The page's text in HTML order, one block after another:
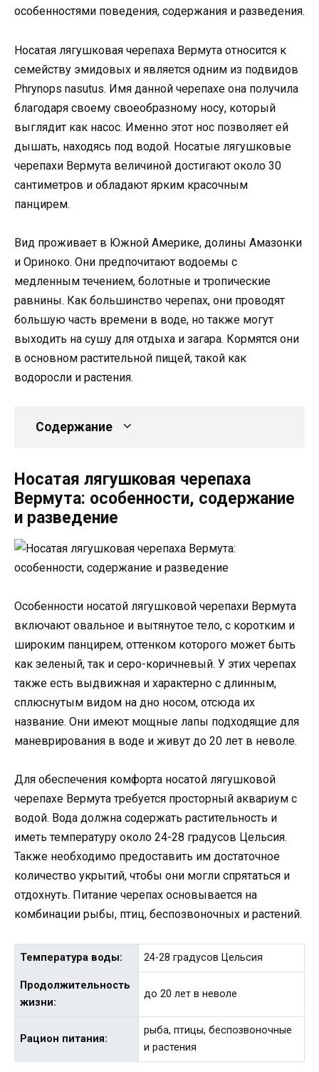
особенностями поведения, содержания и разведения.
Носатая лягушковая черепаха Вермута относится к
семейству эмидовых и является одним из подвидов
Phrynops nasutus. Имя данной черепахе она получила
благодаря своему своеобразному носу, который
выглядит как насос. Именно этот нос позволяет ей
дышать, находясь под водой. Носатые лягушковые
черепахи Вермута величиной достигают около 30
сантиметров и обладают ярким красочным
панцирем.
Вид проживает в Южной Америке, долины Амазонки
и Ориноко. Они предпочитают водоемы с
медленным течением, болотные и тропические
равнины. Как большинство черепах, они проводят
большую часть времени в воде, но также могут
выходить на сушу для отдыха и загара. Кормятся они
в основном растительной пищей, такой как
водоросли и растения.
Содержание
Носатая лягушковая черепаха
Вермута: особенности, содержание
и разведение
Особенности носатой лягушковой черепахи Вермута
включают овальное и вытянутое тело, с коротким и
широким панцирем, оттенком которого может быть
как зеленый, так и серо-коричневый. У этих черепах
также есть выдвижная и характерно с длинным,
сплюснутым видом на дно носом, отсюда их
название. Они имеют мощные лапы подходящие для
маневрирования в воде и живут до 20 лет в неволе.
Для обеспечения комфорта носатой лягушковой
черепахе Вермута требуется просторный аквариум с
водой. Вода должна содержать растительность и
иметь температуру около 24-28 градусов Цельсия.
Также необходимо предоставить им достаточное
количество укрытий, чтобы они могли спрятаться и
отдохнуть. Питание черепах основывается на
комбинации рыбы, птиц, беспозвоночных и растений.
Температура воды: 24-28 градусов Цельсия
Продолжительность
жизни:
до 20 лет в неволе
Рацион питания:
рыба, птицы, беспозвоночные
и растения